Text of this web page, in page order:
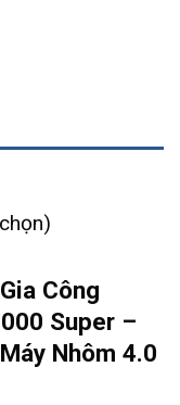
Công
Super –
Nhôm 4.0